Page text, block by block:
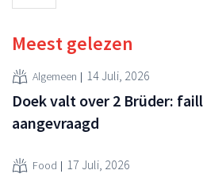
Meest gelezen
Algemeen 14 Juli, 2026
Doek valt over 2 Brüder:
aangevraagd
Food 17 Juli, 2026